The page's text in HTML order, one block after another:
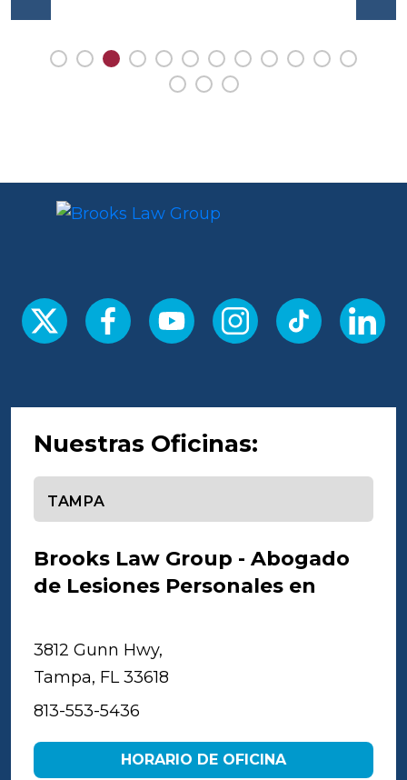
Nuestras Oficinas:
Brooks Law Group - Abogado
de Lesiones Personales en
3812 Gunn Hwy,
Tampa, FL 33618
813-553-5436
HORARIO DE OFICINA